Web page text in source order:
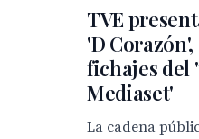
TVE
'D
fichajes del
Mediaset'
La cadena